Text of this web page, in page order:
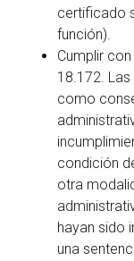
certificado
función).
Cumplir
18.172.
como
condición
otra
hayan sido
una